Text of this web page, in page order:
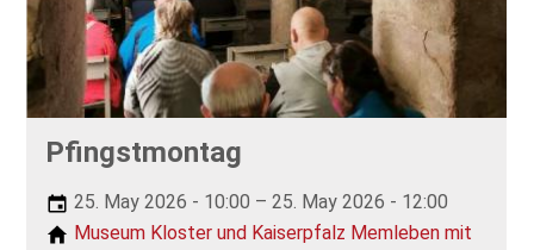
Pfingstmontag
25. May 2026 - 10:00 – 25. May 2026 - 12:00
Museum Kloster und Kaiserpfalz Memleben mit